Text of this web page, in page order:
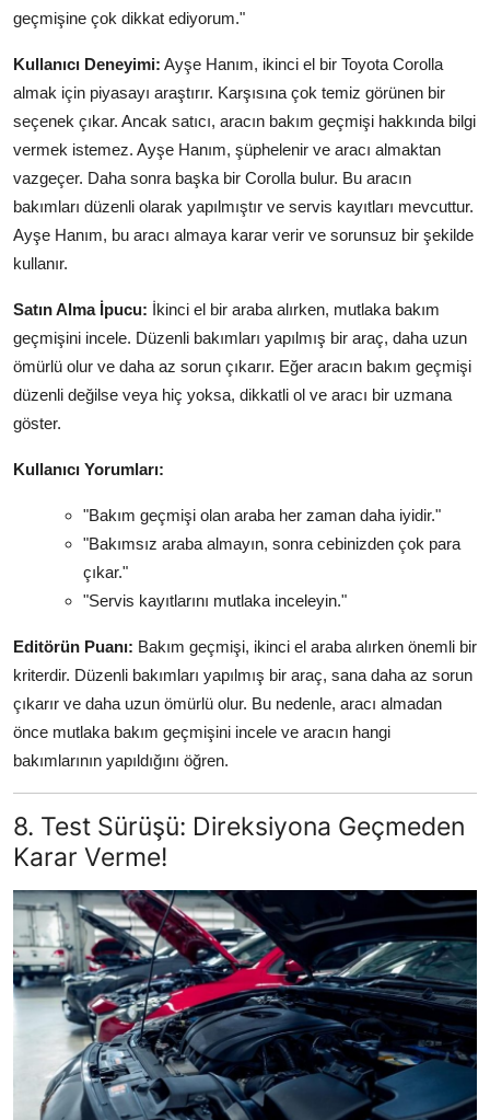
geçmişine çok dikkat ediyorum."
Kullanıcı Deneyimi: Ayşe Hanım, ikinci el bir Toyota Corolla
almak için piyasayı araştırır. Karşısına çok temiz görünen bir
seçenek çıkar. Ancak satıcı, aracın bakım geçmişi hakkında bilgi
vermek istemez. Ayşe Hanım, şüphelenir ve aracı almaktan
vazgeçer. Daha sonra başka bir Corolla bulur. Bu aracın
bakımları düzenli olarak yapılmıştır ve servis kayıtları mevcuttur.
Ayşe Hanım, bu aracı almaya karar verir ve sorunsuz bir şekilde
kullanır.
Satın Alma İpucu: İkinci el bir araba alırken, mutlaka bakım
geçmişini incele. Düzenli bakımları yapılmış bir araç, daha uzun
ömürlü olur ve daha az sorun çıkarır. Eğer aracın bakım geçmişi
düzenli değilse veya hiç yoksa, dikkatli ol ve aracı bir uzmana
göster.
Kullanıcı Yorumları:
"Bakım geçmişi olan araba her zaman daha iyidir."
"Bakımsız araba almayın, sonra cebinizden çok para
çıkar."
"Servis kayıtlarını mutlaka inceleyin."
Editörün Puanı: Bakım geçmişi, ikinci el araba alırken önemli bir
kriterdir. Düzenli bakımları yapılmış bir araç, sana daha az sorun
çıkarır ve daha uzun ömürlü olur. Bu nedenle, aracı almadan
önce mutlaka bakım geçmişini incele ve aracın hangi
bakımlarının yapıldığını öğren.
8. Test Sürüşü: Direksiyona Geçmeden
Karar Verme!